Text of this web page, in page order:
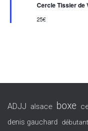
Cercle Tissier de
25€
ADJJ alsace boxe
denis gauchard